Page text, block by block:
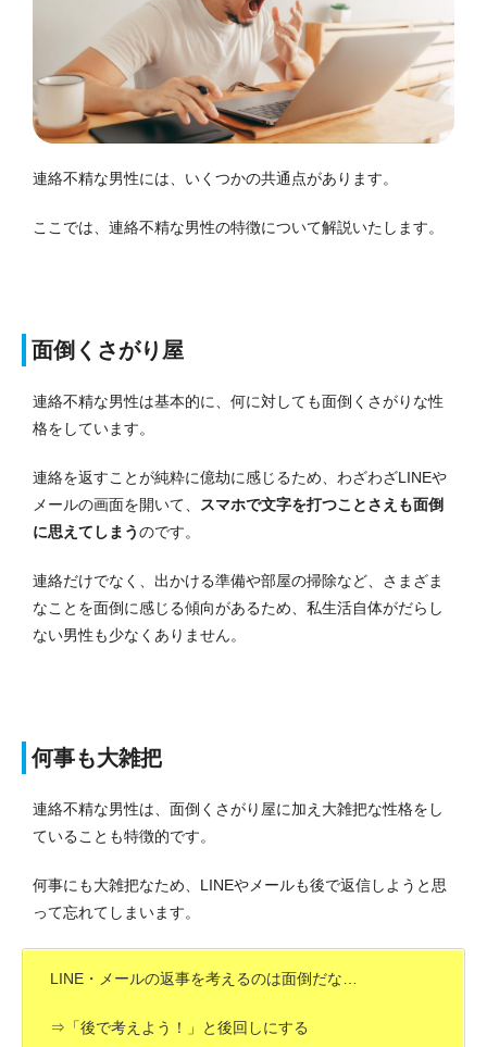
連絡不精な男性には、いくつかの共通点があります。
ここでは、連絡不精な男性の特徴について解説いたします。
面倒くさがり屋
連絡不精な男性は基本的に、何に対しても面倒くさがりな性
格をしています。
連絡を返すことが純粋に億劫に感じるため、わざわざLINEや
メールの画面を開いて、 スマホで文字を打つことさえも面倒
に思えてしまうのです。
連絡だけでなく、出かける準備や部屋の掃除など、さまざま
なことを面倒に感じる傾向があるため、私生活自体がだらし
ない男性も少なくありません。
何事も大雑把
連絡不精な男性は、面倒くさがり屋に加え大雑把な性格をし
ていることも特徴的です。
何事にも大雑把なため、LINEやメールも後で返信しようと思
って忘れてしまいます。
LINE・メールの返事を考えるのは面倒だな…
⇒「後で考えよう！」と後回しにする